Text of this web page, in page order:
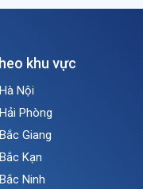
khu vực
Nội
Phòng
Giang
Kạn
Ninh